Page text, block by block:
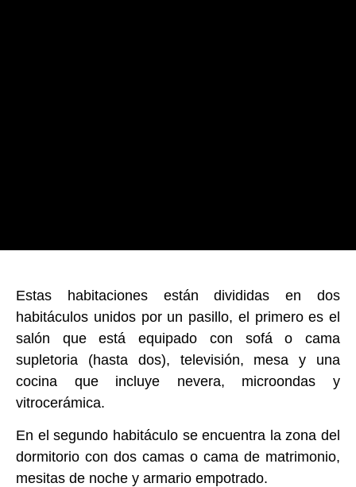
Estas habitaciones están divididas en dos
habitáculos unidos por un pasillo, el primero es el
salón que está equipado con sofá o cama
supletoria (hasta dos), televisión, mesa y una
cocina que incluye nevera, microondas y
vitrocerámica.
En el segundo habitáculo se encuentra la zona del
dormitorio con dos camas o cama de matrimonio,
mesitas de noche y armario empotrado.